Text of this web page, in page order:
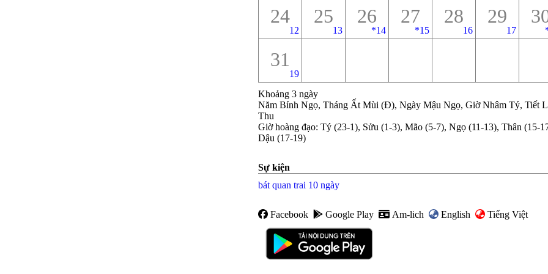
24
12
25
13
26
*14
27
*15
28
16
29
17
31
19
Khoảng 3 ngày
Năm Bính Ngọ, Tháng Ất Mùi (Đ), Ngày Mậu Ngọ, Giờ Nhâm Tý, Tiết
Thu
Giờ hoàng đạo: Tý (23-1), Sửu (1-3), Mão (5-7), Ngọ (11-13), Thân (15-
Dậu (17-19)
Sự kiện
bát quan trai 10 ngày
Facebook Google Play Am-lich English Tiếng Việt